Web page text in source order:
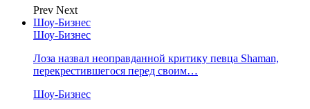
Prev Next
Шоу-Бизнес
Шоу-Бизнес
Лоза назвал неоправданной критику певца Shaman,
перекрестившегося перед своим…
Шоу-Бизнес